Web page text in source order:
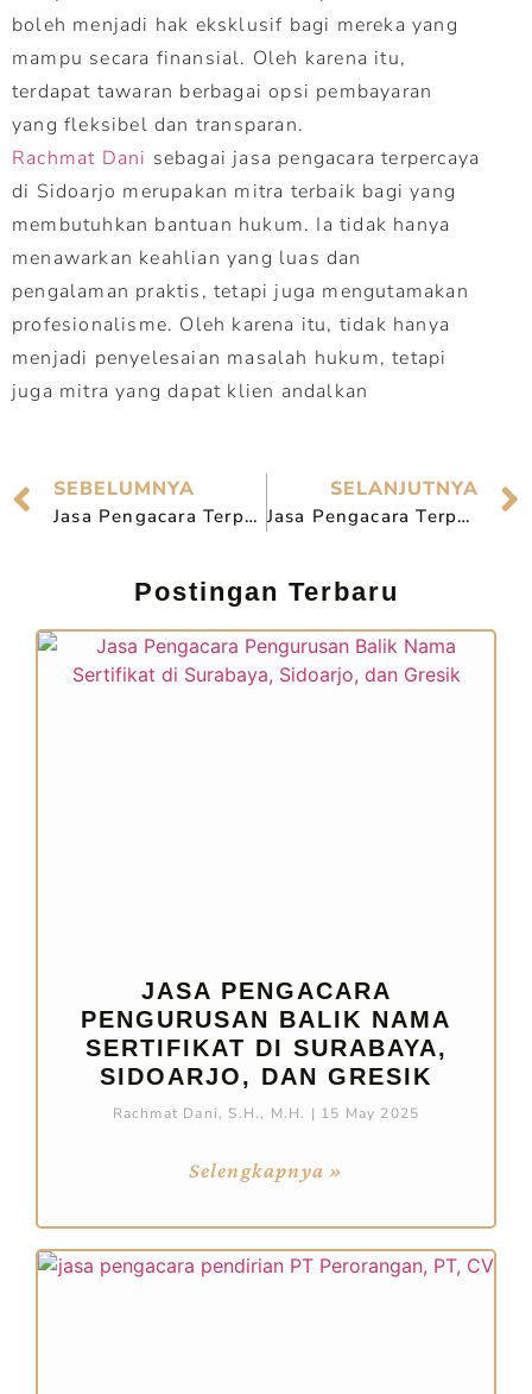
boleh menjadi hak eksklusif bagi mereka yang
mampu secara finansial. Oleh karena itu,
terdapat tawaran berbagai opsi pembayaran
yang fleksibel dan transparan.
Rachmat Dani sebagai jasa pengacara terpercaya
di Sidoarjo merupakan mitra terbaik bagi yang
membutuhkan bantuan hukum. Ia tidak hanya
menawarkan keahlian yang luas dan
pengalaman praktis, tetapi juga mengutamakan
profesionalisme. Oleh karena itu, tidak hanya
menjadi penyelesaian masalah hukum, tetapi
juga mitra yang dapat klien andalkan
SEBELUMNYA
Jasa Pengacara Terpercaya di Probolinggo, Solusi Hukum Profesional
SELANJUTNYA
Jasa Pengacara Terpercaya di Tulungagung, Solusi Hukum Profesional
Postingan Terbaru
JASA PENGACARA
PENGURUSAN BALIK NAMA
SERTIFIKAT DI SURABAYA,
SIDOARJO, DAN GRESIK
Rachmat Dani, S.H., M.H. 15 May 2025
Selengkapnya »